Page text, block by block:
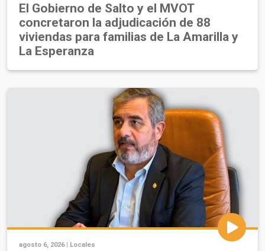
El Gobierno de Salto y el MVOT
concretaron la adjudicación de 88
viviendas para familias de La Amarilla y
La Esperanza
agosto 6, 2026 | Locales